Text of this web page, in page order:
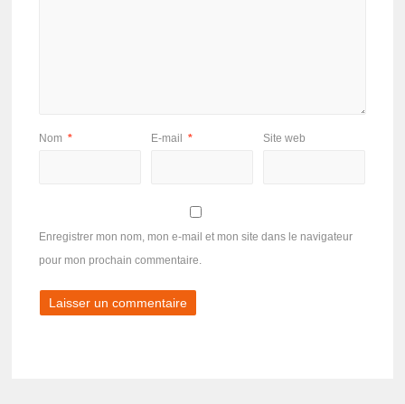
Nom * E-mail * Site web
Enregistrer mon nom, mon e-mail et mon site dans le navigateur
pour mon prochain commentaire.